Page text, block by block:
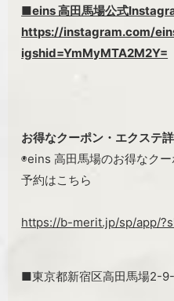
■eins 高田馬場公
https://instagram.com/
igshid=YmMyMTA2M2Y=
お得なクーポン・エクステ
◉eins 高田馬場のお得なク
予約はこちら
https://b-merit.jp/sp/app/
■東京都新宿区高田馬場2-